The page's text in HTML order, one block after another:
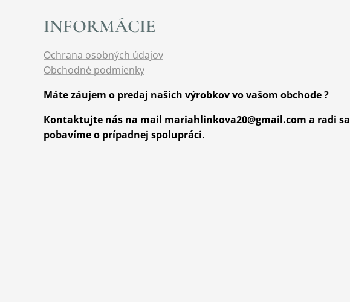
INFORMÁCIE
Ochrana osobných údajov
Obchodné podmienky
Máte záujem o predaj našich výrobkov vo vašom obchode ?
Kontaktujte nás na mail mariahlinkova20@gmail.com a radi sa
pobavíme o prípadnej spolupráci.